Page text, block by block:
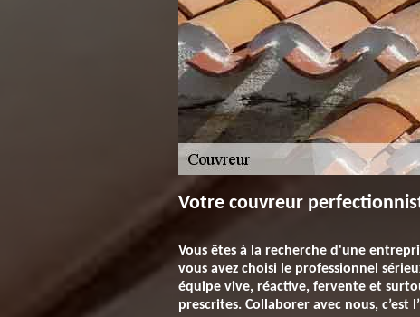
Votre couvreur
Vous êtes à la recherche d'une
vous avez choisi le professionnel
équipe vive, réactive, fervente et
prescrites. Collaborer avec nous,